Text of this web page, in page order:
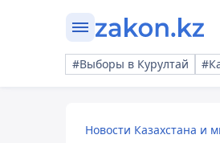
#Выборы в Курултай
Новости Казахстана и